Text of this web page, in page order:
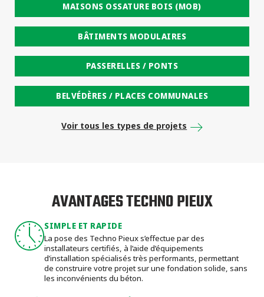
MAISONS OSSATURE BOIS (MOB)
BÂTIMENTS MODULAIRES
PASSERELLES / PONTS
BELVÉDÈRES / PLACES COMMUNALES
Voir tous les types de projets
AVANTAGES TECHNO PIEUX
SIMPLE ET RAPIDE
La pose des Techno Pieux s’effectue par des
installateurs certifiés, à l’aide d’équipements
d’installation spécialisés très performants, permettant
de construire votre projet sur une fondation solide, sans
les inconvénients du béton.